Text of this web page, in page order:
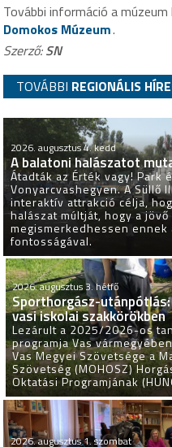
További információ a
Domokos Múzeum.
Szerző:SN
TOVÁBBI REGIONÁLIS
2026. augusztus 4. kedd
A balatoni halászatot
Átadták az Érték vagy! Park
Vonyarcvashegyen. A Süllő
interaktív attrakció célja,
halászat múltját, hogy a
megismerkedhessen
fontosságával.
2026. augusztus 3. hétfő
Sporthorgász-
vasi iskolai szakkörökben
Lezárult a 2025/2026-os
programja Vas
Vas Megyei Szövetsége a
Szövetség (MOHOSZ)
Oktatási Programjának
2026. augusztus 1. szombat